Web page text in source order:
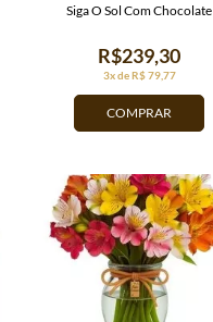
COMPRAR
3x de R$ 79,77
R$239,30
Siga O Sol Com Chocolate